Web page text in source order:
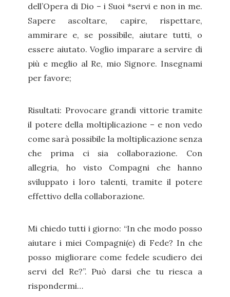
dell’Opera di Dio – i Suoi *servi e non in me.
Sapere ascoltare, capire, rispettare,
ammirare e, se possibile, aiutare tutti, o
essere aiutato. Voglio imparare a servire di
più e meglio al Re, mio Signore. Insegnami
per favore;
Risultati: Provocare grandi vittorie tramite
il potere della moltiplicazione – e non vedo
come sarà possibile la moltiplicazione senza
che prima ci sia collaborazione. Con
allegria, ho visto Compagni che hanno
sviluppato i loro talenti, tramite il potere
effettivo della collaborazione.
Mi chiedo tutti i giorno: “In che modo posso
aiutare i miei Compagni(e) di Fede? In che
posso migliorare come fedele scudiero dei
servi del Re?”. Può darsi che tu riesca a
rispondermi…